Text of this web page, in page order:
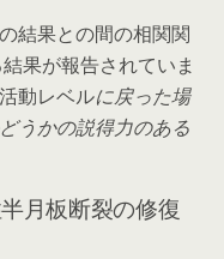
結果との間の相関関
果が報告されていま
動レベルに戻った場
うかの説得力のある
月板断裂の修復